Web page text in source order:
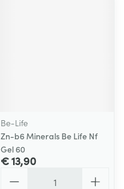
Be-Life
Zn-b6 Minerals Be Life Nf
Gel 60
€ 13,90